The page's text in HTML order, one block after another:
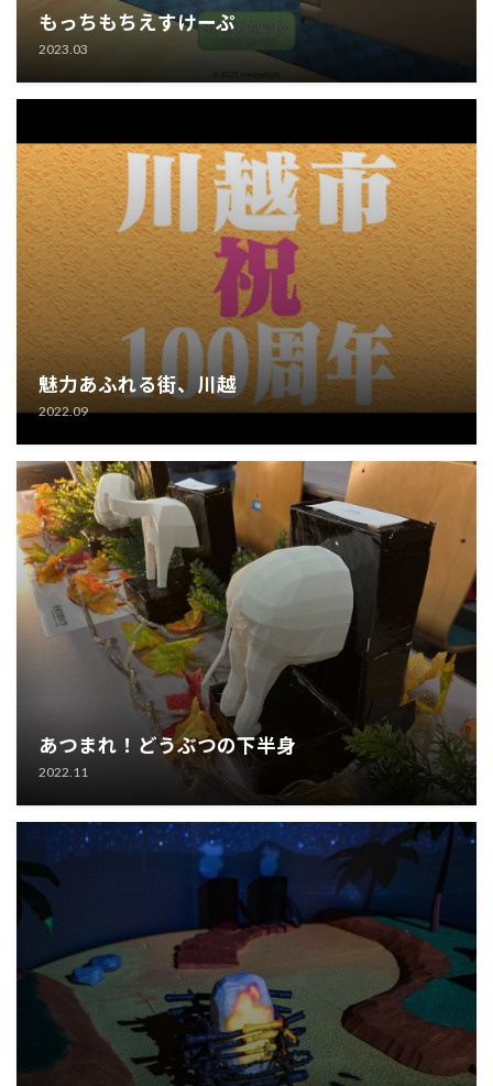
もっちもちえすけーぷ
2023.03
魅力あふれる街、川越
2022.09
あつまれ！どうぶつの下半身
2022.11